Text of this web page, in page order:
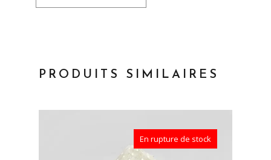
PRODUITS SIMILAIRES
En rupture de stock